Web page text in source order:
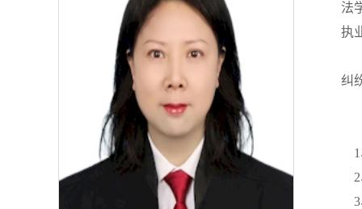
法
执
纠
1
2
3